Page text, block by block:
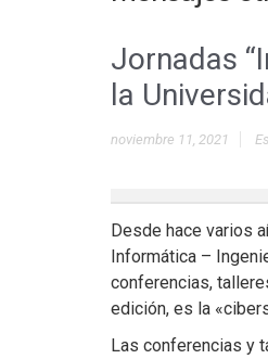
Jornadas
la
noviembre 11, 2021
Desde hace varios
Informática –
conferencias,
edición, es la
Las conferencias y